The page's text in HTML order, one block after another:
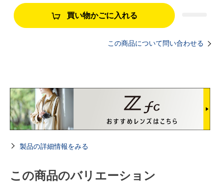
買い物かごに入れる
この商品について問い合わせる
製品の詳細情報をみる
この商品のバリエーション